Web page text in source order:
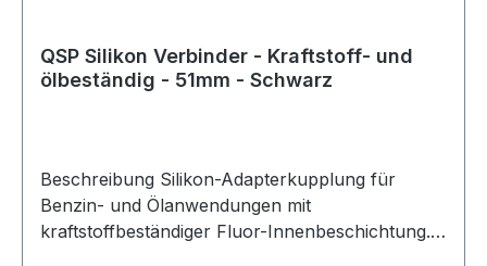
QSP Silikon Verbinder - Kraftstoff- und
ölbeständig - 51mm - Schwarz
Beschreibung Silikon-Adapterkupplung für
Benzin- und Ölanwendungen mit
kraftstoffbeständiger Fluor-Innenbeschichtung.